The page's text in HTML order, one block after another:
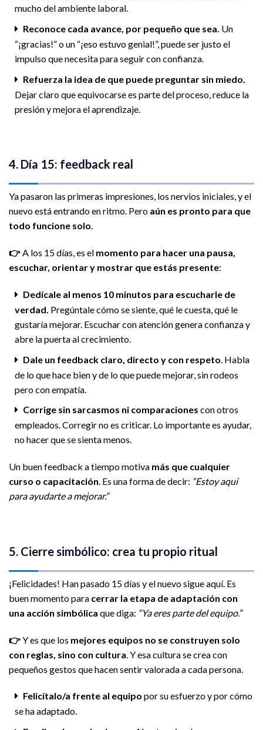
mucho del ambiente laboral.
Reconoce cada avance, por pequeño que sea. Un
“¡gracias!” o un “¡eso estuvo genial!”, puede ser justo el
impulso que necesita para seguir con confianza.
Refuerza la idea de que puede preguntar sin miedo.
Dejar claro que equivocarse es parte del proceso, reduce la
presión y mejora el aprendizaje.
4. Día 15: feedback real
Ya pasaron las primeras impresiones, los nervios iniciales, y el
nuevo está entrando en ritmo. Pero aún es pronto para que
todo funcione solo.
👉A los 15 días, es el momento para hacer una pausa,
escuchar, orientar y mostrar que estás presente:
Dedícale al menos 10 minutos para escucharle de
verdad. Pregúntale cómo se siente, qué le cuesta, qué le
gustaría mejorar. Escuchar con atención genera confianza y
abre la puerta al crecimiento.
Dale un feedback claro, directo y con respeto . Habla
de lo que hace bien y de lo que puede mejorar, sin rodeos
pero con empatía.
Corrige sin sarcasmos ni comparaciones con otros
empleados. Corregir no es criticar. Lo importante es ayudar,
no hacer que se sienta menos.
Un buen feedback a tiempo motiva más que cualquier
curso o capacitación. Es una forma de decir: “Estoy aquí
para ayudarte a mejorar.”
5. Cierre simbólico: crea tu propio ritual
¡Felicidades! Han pasado 15 días y el nuevo sigue aquí. Es
buen momento para cerrar la etapa de adaptación con
una acción simbólica que diga: “Ya eres parte del equipo.”
👉Y es que los mejores equipos no se construyen solo
con reglas, sino con cultura . Y esa cultura se crea con
pequeños gestos que hacen sentir valorada a cada persona.
Felicítalo/a frente al equipo por su esfuerzo y por cómo
se ha adaptado.